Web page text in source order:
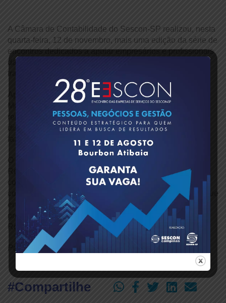
A Câmara de Contabilidade do Sescon-SP realizou, nesta
quarta-feira, 12 de novembro, mais uma edição da série de
encontros dedicados a apoiar empresários e profissionais
da contabilidade na preparação para as mudanças
trazidas pela implementação do novo sistema tributário.
Apoiado pela Aescar e o Sincoar, o evento aconteceu na
Morada do Contabilista, em Araraquara, reunindo
representantes e empresários do setor contábil para
discutir o tema “Reforma Tributária: o que você já está
fazendo na sua empresa?”
O encontro foi conduzido pelo Diretor do Sescon-SP
Regional em Araraquara, Daniel Pecin, que moderou as
conversas com foco nas adaptações que já precisam ser
consideradas pelas empresas diante das novas regras que
entram em vigor a partir do próximo ano, e contou com a
presença do Diretor do Sescon-SP, Wladimir Bersanetti
Rodrigues.
Publicado em: 14/11/2025
#Compartilhe